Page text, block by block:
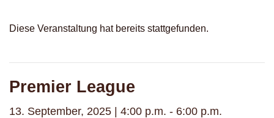
Diese Veranstaltung hat bereits stattgefunden.
Premier League
13. September, 2025 | 4:00 p.m. - 6:00 p.m.